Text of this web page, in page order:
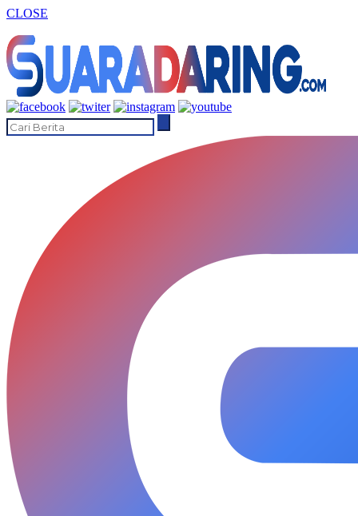
CLOSE